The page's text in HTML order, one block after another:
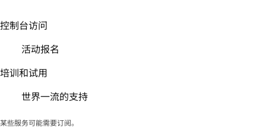
控制台访问
活动报名
培训和试用
世界一流的支持
某些服务可能需要订阅。